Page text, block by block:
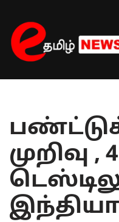
Skip
to
content
முறிவு ,